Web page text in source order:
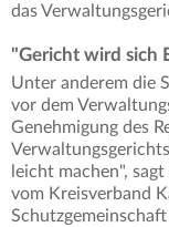
das
"Gericht wird sich
Unter anderem die
vor dem
Genehmigung des
leicht machen",
vom Kreisverband